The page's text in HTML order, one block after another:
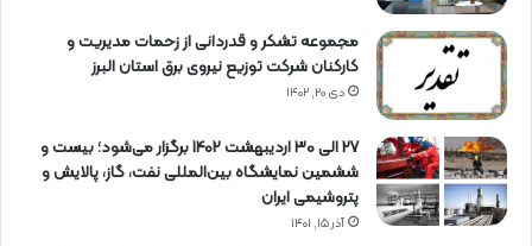
مجموعه تشکر و قدردانی از زحمات مدیریت و
کارکنان شرکت توزیع نیروی برق استان البرز
دی ۲۰, ۱۴۰۲
27 الی 30 اردیبهشت 1402 برگزار می‌شود؛ بیست و
ششمین نمایشگاه بین‌المللی نفت، گاز، پالایش و
پتروشیمی ایران
آذر ۱۵, ۱۴۰۱